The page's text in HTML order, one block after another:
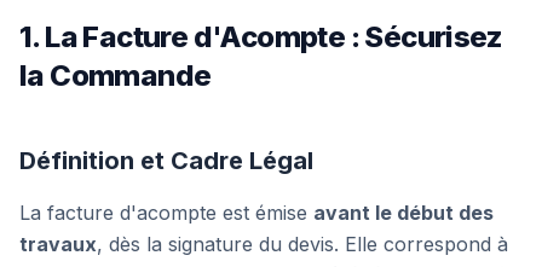
1. La Facture d'Acompte : Sécurisez
la Commande
Définition et Cadre Légal
La facture d'acompte est émise avant le début des
travaux, dès la signature du devis. Elle correspond à